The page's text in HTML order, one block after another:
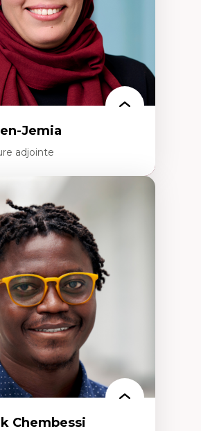
Jemia
adjointe
sur la ville et représentations
formes et usages au Canada
et représentations des
immigrantes dans l'espace
et urbain
et patrimonialisation
et décolonisation des
Chembessi